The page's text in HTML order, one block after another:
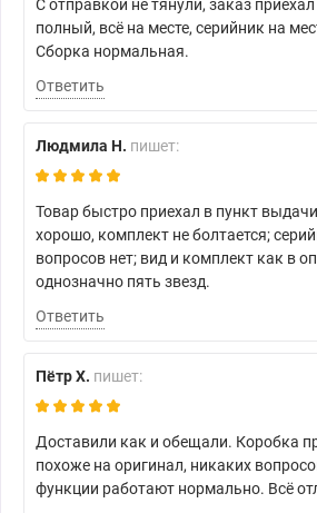
С отправкой не тянули, заказ
полный, всё на месте, серийник на
Сборка нормальная.
Ответить
Людмила Н. пишет:
Товар быстро приехал в пункт
хорошо, комплект не болтается;
вопросов нет; вид и комплект как в
однозначно пять звезд.
Ответить
Пётр Х. пишет:
Доставили как и обещали. Коробка
похоже на оригинал, никаких
функции работают нормально. Всё